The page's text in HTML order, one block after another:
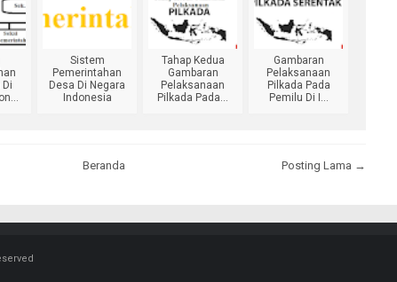
Sistem
Pemerintahan
Desa Di Negara
Indonesia
Tahap Kedua
Gambaran
Pelaksanaan
Pilkada Pada...
Gambaran
Pelaksanaan
Pilkada Pada
Pemilu Di I...
Posting Lama →
Beranda